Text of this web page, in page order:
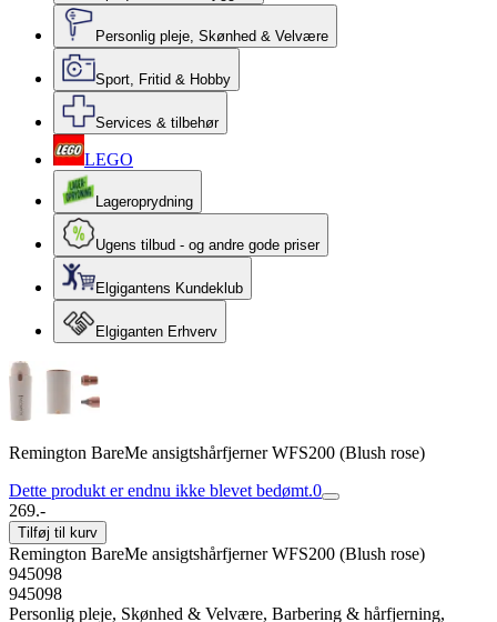
Personlig pleje, Skønhed & Velvære
Sport, Fritid & Hobby
Services & tilbehør
LEGO
Lageroprydning
Ugens tilbud - og andre gode priser
Elgigantens Kundeklub
Elgiganten Erhverv
Remington BareMe ansigtshårfjerner WFS200 (Blush rose)
Dette produkt er endnu ikke blevet bedømt.0
269.-
Tilføj til kurv
Remington BareMe ansigtshårfjerner WFS200 (Blush rose)
945098
945098
Personlig pleje, Skønhed & Velvære, Barbering & hårfjerning,